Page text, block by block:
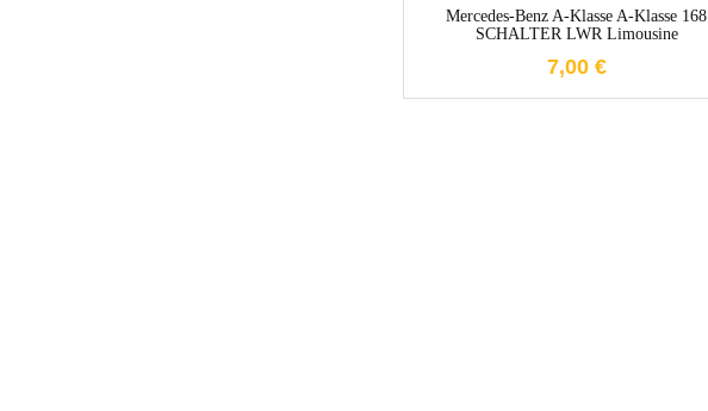
Mercedes-Benz A-Klasse A-Klasse 168
SCHALTER LWR Limousine
7,00 €
1-3 Werktage